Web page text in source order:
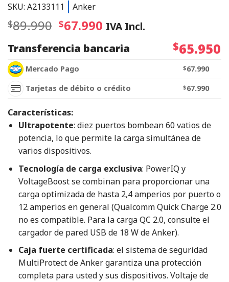
SKU: A2133111 Anker
$89.990 $67.990 IVA Incl.
Transferencia bancaria
$65.950
Mercado Pago $67.990
Tarjetas de débito o crédito
$67.990
Características:
Ultrapotente: diez puertos bombean 60 vatios de
potencia, lo que permite la carga simultánea de
varios dispositivos.
Tecnología de carga exclusiva: PowerIQ y
VoltageBoost se combinan para proporcionar una
carga optimizada de hasta 2,4 amperios por puerto o
12 amperios en general (Qualcomm Quick Charge 2.0
no es compatible. Para la carga QC 2.0, consulte el
cargador de pared USB de 18 W de Anker).
Caja fuerte certificada: el sistema de seguridad
MultiProtect de Anker garantiza una protección
completa para usted y sus dispositivos. Voltaje de